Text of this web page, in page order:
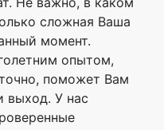
сложная Ваша
момент.
опытом,
поможет Вам
выход. У нас